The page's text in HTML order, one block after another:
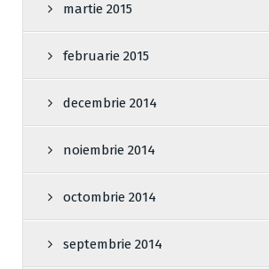
martie 2015
februarie 2015
decembrie 2014
noiembrie 2014
octombrie 2014
septembrie 2014